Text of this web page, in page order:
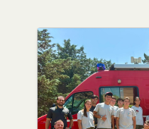
Image